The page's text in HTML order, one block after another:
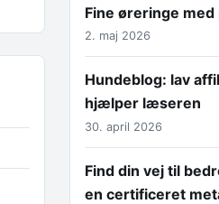
Fine øreringe
2. maj 2026
Hundeblog: lav
hjælper læseren
30. april 2026
Find din vej til
en certificeret